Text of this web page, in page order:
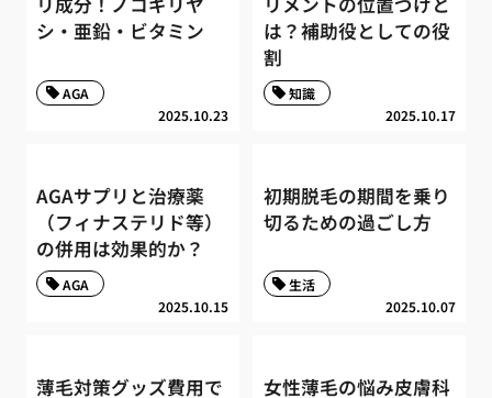
シ・亜鉛・ビタミン
2025.10.23
AGA
は？補助役としての役
割
2025.10.17
知識
AGAサプリと治療薬
（フィナステリド等）
の併用は効果的か？
2025.10.15
AGA
初期脱毛の期間を乗り
切るための過ごし方
2025.10.07
生活
薄毛対策グッズ費用で
女性薄毛の悩み皮膚科